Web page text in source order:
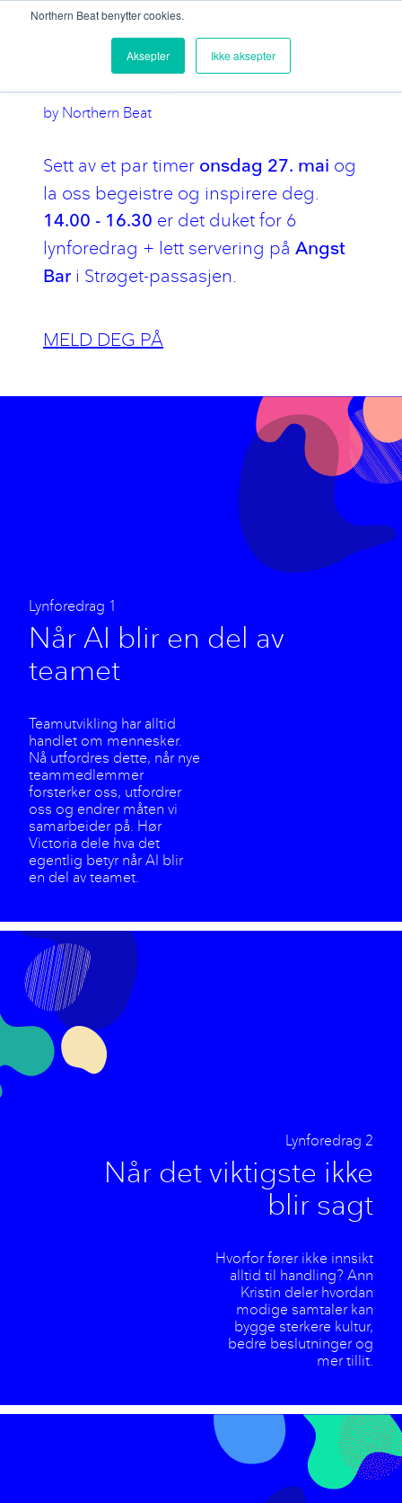
Northern Beat benytter cookies.
Aksepter Ikke aksepter
ses|
by Northern Beat
Sett av et par timer onsdag 27. mai og
la oss begeistre og inspirere deg.
14.00 - 16.30 er det duket for 6
lynforedrag + lett servering på Angst
Bar i Strøget-passasjen.
MELD DEG PÅ
Lynforedrag 1
Når AI blir en del av
teamet
Teamutvikling har alltid
handlet om mennesker.
Nå utfordres dette, når nye
teammedlemmer
forsterker oss, utfordrer
oss og endrer måten vi
samarbeider på. Hør
Victoria dele hva det
egentlig betyr når AI blir
en del av teamet.
Lynforedrag 2
Når det viktigste ikke
blir sagt
Hvorfor fører ikke innsikt
alltid til handling? Ann
Kristin deler hvordan
modige samtaler kan
bygge sterkere kultur,
bedre beslutninger og
mer tillit.